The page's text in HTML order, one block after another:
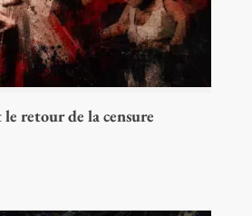
retour de la censure